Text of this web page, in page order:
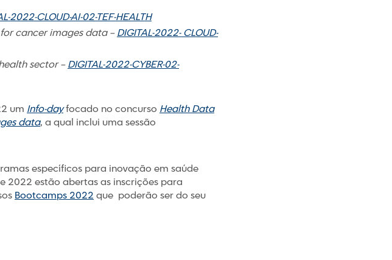
2022-CLOUD-AI-02-TEF-HEALTH
cancer images data –DIGITAL-2022- CLOUD-
sector –DIGITAL-2022-CYBER-02-
um Info-dayfocado no concurso Health Data
data, a qual inclui uma sessão
específicos para inovação em saúde
2022 estão abertas as inscrições para
Bootcamps 2022 que poderão ser do seu